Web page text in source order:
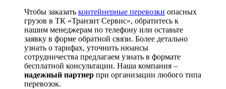
Чтобы заказать контейнерные перевозки опасных
грузов в ТК «Транзит Сервис», обратитесь к
нашим менеджерам по телефону или оставьте
заявку в форме обратной связи. Более детально
узнать о тарифах, уточнить нюансы
сотрудничества предлагаем узнать в формате
бесплатной консультации. Наша компания –
надежный партнер при организации любого типа
перевозок.